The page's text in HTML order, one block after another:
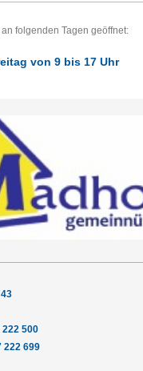
folgenden Tagen geöffnet:
von 9 bis 17 Uhr
222 500
222 699